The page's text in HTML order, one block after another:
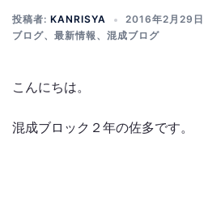
投稿者: KANRISYA
2016年2月29日
ブログ、 最新情報 、 混成ブログ
こんにちは。
混成ブロック２年の佐多です。